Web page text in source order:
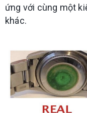
ứng với cùng một
khác.